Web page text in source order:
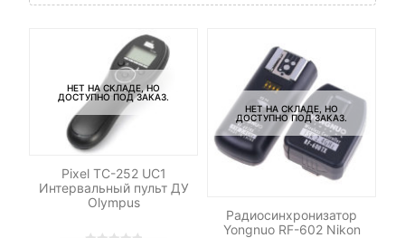
НЕТ НА СКЛАДЕ, НО
ДОСТУПНО ПОД ЗАКАЗ.
Pixel TC-252 UC1
Интервальный пульт ДУ
Olympus
НЕТ НА СКЛАДЕ, НО
ДОСТУПНО ПОД ЗАКАЗ.
Радиосинхронизатор
Yongnuo RF-602 Nikon